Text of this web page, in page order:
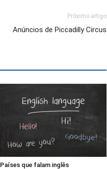
Próximo artigo
Anúncios de Piccadilly Circus
Países que falam inglês